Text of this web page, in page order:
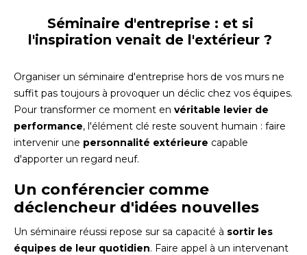
Séminaire d'entreprise : et si
l'inspiration venait de l'extérieur ?
Organiser un séminaire d'entreprise hors de vos murs ne
suffit pas toujours à provoquer un déclic chez vos équipes.
Pour transformer ce moment en véritable levier de
performance, l'élément clé reste souvent humain : faire
intervenir une personnalité extérieure capable
d'apporter un regard neuf.
Un conférencier comme
déclencheur d'idées nouvelles
Un séminaire réussi repose sur sa capacité à sortir les
équipes de leur quotidien. Faire appel à un intervenant